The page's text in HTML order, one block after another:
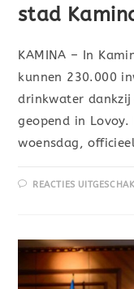
stad
KAMINA – In
kunnen 230.000
drinkwater
geopend in
woensdag,
REACTIES